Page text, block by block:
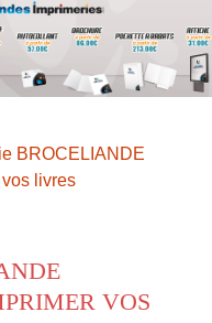
BROCELIANDE
livres
VOS